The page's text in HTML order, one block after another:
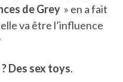
de Grey » en a fait
va être l’influence
Des sex toys.